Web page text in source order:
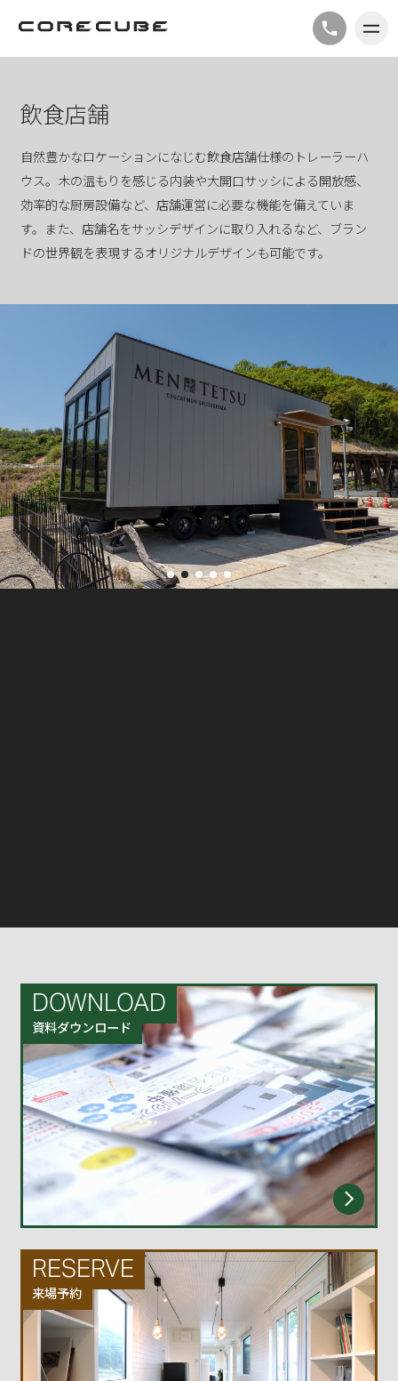
飲食店舗
自然豊かなロケーションになじむ飲食店舗仕様のトレーラーハ
ウス。木の温もりを感じる内装や大開口サッシによる開放感、
効率的な厨房設備など、店舗運営に必要な機能を備えていま
す。また、店舗名をサッシデザインに取り入れるなど、ブラン
ドの世界観を表現するオリジナルデザインも可能です。
DOWNLOAD
資料ダウンロード
RESERVE
来場予約